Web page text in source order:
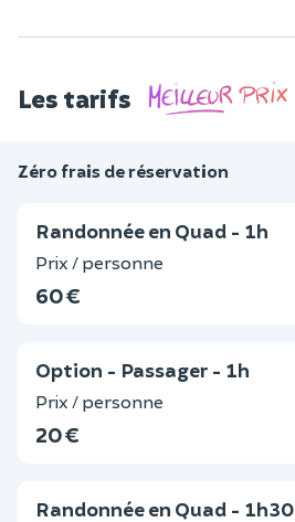
Les tarifs
Zéro frais de réservation
Randonnée en Quad - 1h
Prix / personne
60 €
Option - Passager - 1h
Prix / personne
20 €
Randonnée en Quad - 1h30